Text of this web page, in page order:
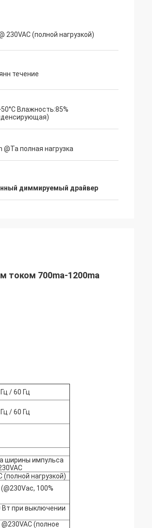
230VAC (полной нагрузкой)
течение
Влажность:85%
@Ta полная нагрузка
диммируемый драйвер
током 700ma-1200ma
/ 60 Гц
/ 60 Гц
ширины импульса
(полной нагрузкой)
100%
Вт при выключении
(полное